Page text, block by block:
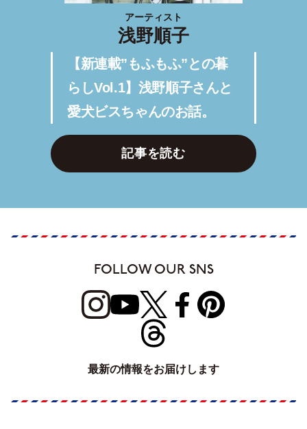
アーティスト
浅野順子
【新連載”もふもふ”との暮
らしVol.1】浅野順子さんと
愛犬ビスちゃんのお話。
記事を読む
FOLLOW OUR SNS
最新の情報をお届けします